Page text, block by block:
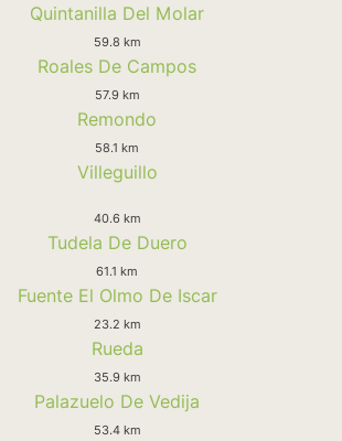
Quintanilla Del Molar
59.8 km
Roales De Campos
57.9 km
Remondo
58.1 km
Villeguillo
40.6 km
Tudela De Duero
61.1 km
Fuente El Olmo De Iscar
23.2 km
Rueda
35.9 km
Palazuelo De Vedija
53.4 km